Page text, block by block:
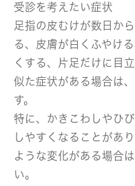
受診を考えたい症状
足指の皮むけが数日か
る、皮膚が白くふやけ
くする、片足だけに目
似た症状がある場合は
す。
特に、かきこわしやひ
しやすくなることがあ
ような変化がある場合
い。